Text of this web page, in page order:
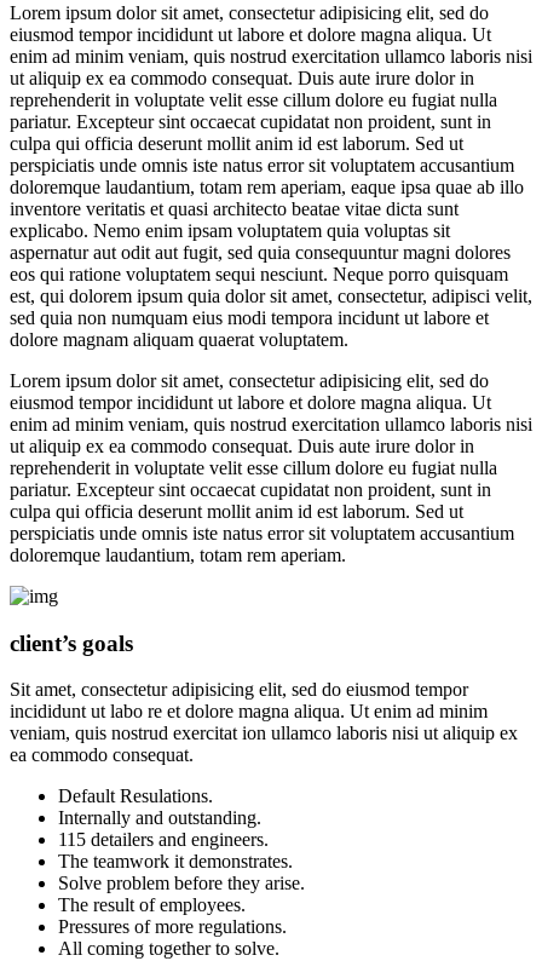
Lorem ipsum dolor sit amet, consectetur adipisicing elit, sed do
eiusmod tempor incididunt ut labore et dolore magna aliqua. Ut
enim ad minim veniam, quis nostrud exercitation ullamco laboris nisi
ut aliquip ex ea commodo consequat. Duis aute irure dolor in
reprehenderit in voluptate velit esse cillum dolore eu fugiat nulla
pariatur. Excepteur sint occaecat cupidatat non proident, sunt in
culpa qui officia deserunt mollit anim id est laborum. Sed ut
perspiciatis unde omnis iste natus error sit voluptatem accusantium
doloremque laudantium, totam rem aperiam, eaque ipsa quae ab illo
inventore veritatis et quasi architecto beatae vitae dicta sunt
explicabo. Nemo enim ipsam voluptatem quia voluptas sit
aspernatur aut odit aut fugit, sed quia consequuntur magni dolores
eos qui ratione voluptatem sequi nesciunt. Neque porro quisquam
est, qui dolorem ipsum quia dolor sit amet, consectetur, adipisci velit,
sed quia non numquam eius modi tempora incidunt ut labore et
dolore magnam aliquam quaerat voluptatem.
Lorem ipsum dolor sit amet, consectetur adipisicing elit, sed do
eiusmod tempor incididunt ut labore et dolore magna aliqua. Ut
enim ad minim veniam, quis nostrud exercitation ullamco laboris nisi
ut aliquip ex ea commodo consequat. Duis aute irure dolor in
reprehenderit in voluptate velit esse cillum dolore eu fugiat nulla
pariatur. Excepteur sint occaecat cupidatat non proident, sunt in
culpa qui officia deserunt mollit anim id est laborum. Sed ut
perspiciatis unde omnis iste natus error sit voluptatem accusantium
doloremque laudantium, totam rem aperiam.
client’s goals
Sit amet, consectetur adipisicing elit, sed do eiusmod tempor
incididunt ut labo re et dolore magna aliqua. Ut enim ad minim
veniam, quis nostrud exercitat ion ullamco laboris nisi ut aliquip ex
ea commodo consequat.
Default Resulations.
Internally and outstanding.
115 detailers and engineers.
The teamwork it demonstrates.
Solve problem before they arise.
The result of employees.
Pressures of more regulations.
All coming together to solve.